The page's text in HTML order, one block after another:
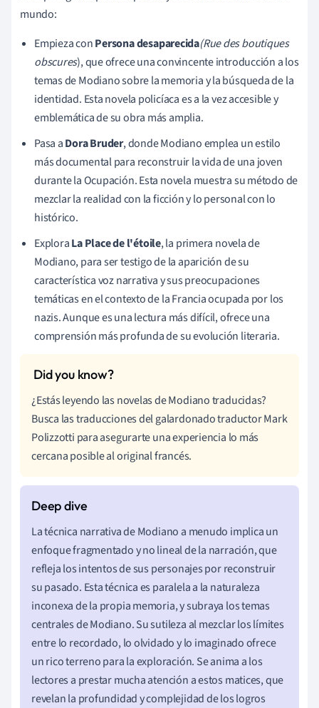
mundo:
Empieza conPersona desaparecida(Rue des boutiques
obscures), que ofrece una convincente introducción a los
temas de Modiano sobre la memoria y la búsqueda de la
identidad. Esta novela policíaca es a la vez accesible y
emblemática de su obra más amplia.
Pasa aDora Bruder, donde Modiano emplea un estilo
más documental para reconstruir la vida de una joven
durante la Ocupación. Esta novela muestra su método de
mezclar la realidad con la ficción y lo personal con lo
histórico.
ExploraLa Place de l'étoile, la primera novela de
Modiano, para ser testigo de la aparición de su
característica voz narrativa y sus preocupaciones
temáticas en el contexto de la Francia ocupada por los
nazis. Aunque es una lectura más difícil, ofrece una
comprensión más profunda de su evolución literaria.
¿Estás leyendo las novelas de Modiano traducidas?
Busca las traducciones del galardonado traductor Mark
Polizzotti para asegurarte una experiencia lo más
cercana posible al original francés.
La técnica narrativa de Modiano a menudo implica un
enfoque fragmentado y no lineal de la narración, que
refleja los intentos de sus personajes por reconstruir
su pasado. Esta técnica es paralela a la naturaleza
inconexa de la propia memoria, y subraya los temas
centrales de Modiano. Su sutileza al mezclar los límites
entre lo recordado, lo olvidado y lo imaginado ofrece
un rico terreno para la exploración. Se anima a los
lectores a prestar mucha atención a estos matices, que
revelan la profundidad y complejidad de los logros